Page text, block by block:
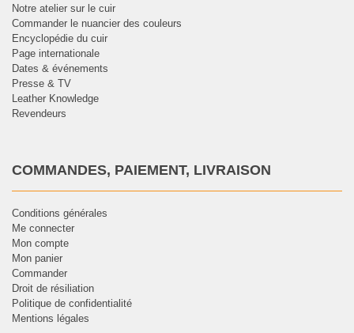
Notre atelier sur le cuir
Commander le nuancier des couleurs
Encyclopédie du cuir
Page internationale
Dates & événements
Presse & TV
Leather Knowledge
Revendeurs
COMMANDES, PAIEMENT, LIVRAISON
Conditions générales
Me connecter
Mon compte
Mon panier
Commander
Droit de résiliation
Politique de confidentialité
Mentions légales